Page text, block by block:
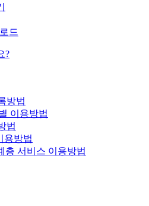
드
?
방법
이용방법
법
용방법
층 서비스 이용방법